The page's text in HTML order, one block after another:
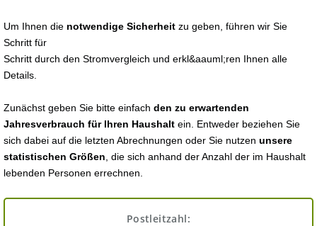
Um Ihnen die notwendige Sicherheit zu geben, führen wir Sie
Schritt für
Schritt durch den Stromvergleich und erkl&aauml;ren Ihnen alle
Details.
Zunächst geben Sie bitte einfach den zu erwartenden
Jahresverbrauch für Ihren Haushalt ein. Entweder beziehen Sie
sich dabei auf die letzten Abrechnungen oder Sie nutzen unsere
statistischen Größen , die sich anhand der Anzahl der im Haushalt
lebenden Personen errechnen.
Postleitzahl: